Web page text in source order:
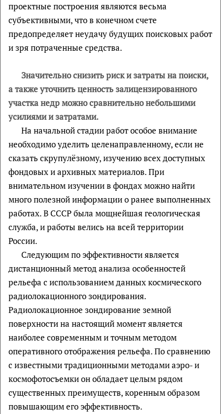
проектные построения являются весьма
субъективными, что в конечном счете
предопределяет неудачу будущих поисковых работ
и зря потраченные средства.
Значительно снизить риск и затраты на поиски,
а также уточнить ценность залицензированного
участка недр можно сравнительно небольшими
усилиями и затратами.
На начальной стадии работ особое внимание
необходимо уделить целенаправленному, если не
сказать скрупулёзному, изучению всех доступных
фондовых и архивных материалов. При
внимательном изучении в фондах можно найти
много полезной информации о ранее выполненных
работах. В СССР была мощнейшая геологическая
служба, и работы велись на всей территории
России.
Следующим по эффективности является
дистанционный метод анализа особенностей
рельефа с использованием данных космического
радиолокационного зондирования.
Радиолокационное зондирование земной
поверхности на настоящий момент является
наиболее современным и точным методом
оперативного отображения рельефа. По сравнению
с известными традиционными методами аэро- и
космофотосъемки он обладает целым рядом
существенных преимуществ, коренным образом
повышающим его эффективность.